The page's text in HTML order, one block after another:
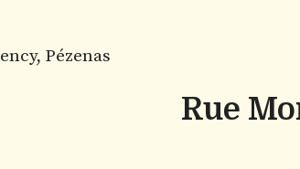
Pézenas
Rue